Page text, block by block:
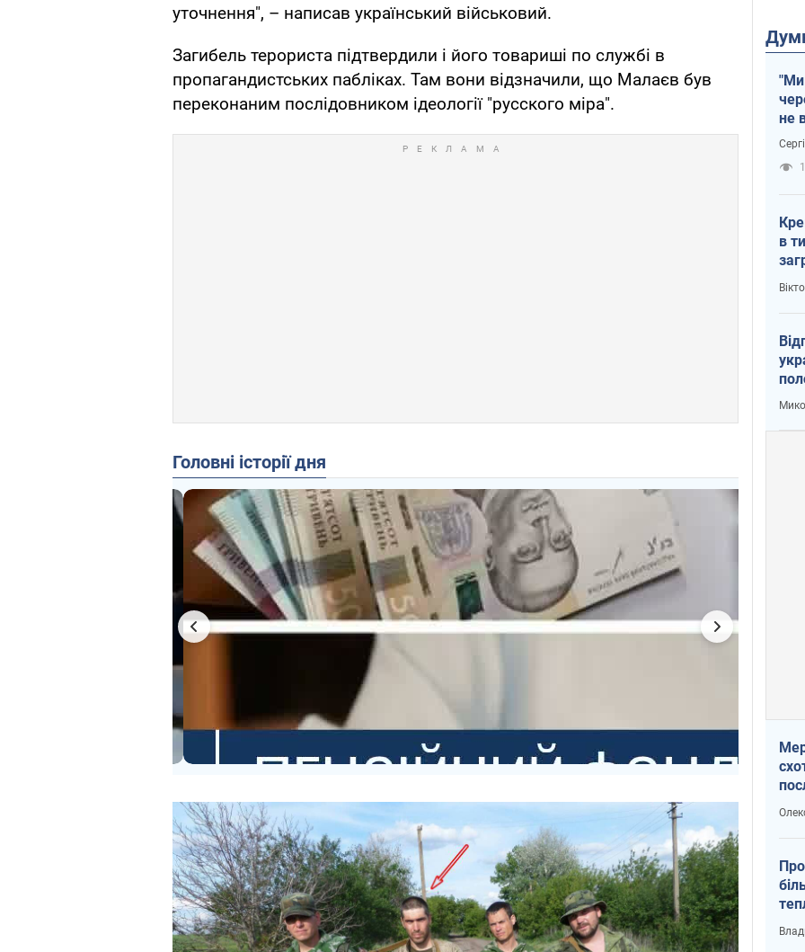
уточнення", – написав український військовий.
Загибель терориста підтвердили і його товариші по службі в
пропагандистських пабліках. Там вони відзначили, що Малаєв був
переконаним послідовником ідеології "русского міра".
Головні історії дня
"Ми
не
в
у